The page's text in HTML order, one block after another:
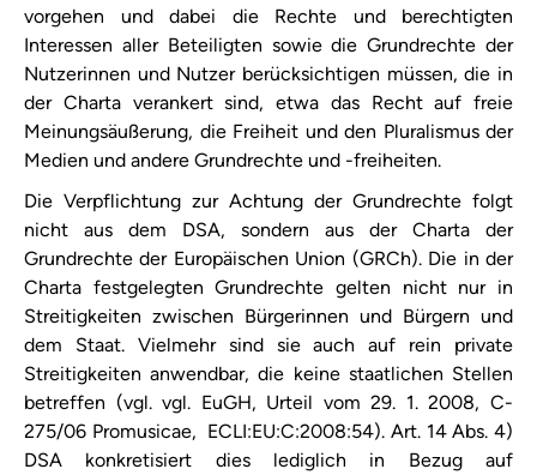
vorgehen und dabei die Rechte und berechtigten
Interessen aller Beteiligten sowie die Grundrechte der
Nutzerinnen und Nutzer berücksichtigen müssen, die in
der Charta verankert sind, etwa das Recht auf freie
Meinungsäußerung, die Freiheit und den Pluralismus der
Medien und andere Grundrechte und -freiheiten.
Die Verpflichtung zur Achtung der Grundrechte folgt
nicht aus dem DSA, sondern aus der Charta der
Grundrechte der Europäischen Union (GRCh). Die in der
Charta festgelegten Grundrechte gelten nicht nur in
Streitigkeiten zwischen Bürgerinnen und Bürgern und
dem Staat. Vielmehr sind sie auch auf rein private
Streitigkeiten anwendbar, die keine staatlichen Stellen
betreffen (vgl. vgl. EuGH, Urteil vom 29. 1. 2008, C-
275/06 Promusicae, ECLI:EU:C:2008:54). Art. 14 Abs. 4)
DSA konkretisiert dies lediglich in Bezug auf